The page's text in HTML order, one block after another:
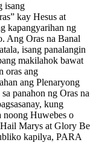
isang
kay Hesus at
kapangyarihan ng
Ang Oras na Banal
isang panalangin
makilahok bawat
oras ang
ang Plenaryong
panahon ng Oras na
kung
noong Huwebes o
Marys at Glory Be
kapilya, PARA